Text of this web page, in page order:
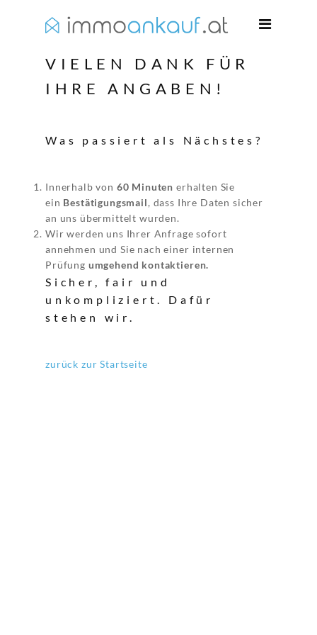
VIELEN DANK FÜR
IHRE ANGABEN!
Was passiert als Nächstes?
Innerhalb von 60 Minuten erhalten Sie
ein Bestätigungsmail, dass Ihre Daten sicher
an uns übermittelt wurden.
Wir werden uns Ihrer Anfrage sofort
annehmen und Sie nach einer internen
Prüfung umgehend kontaktieren.
Sicher, fair und
unkompliziert. Dafür
stehen wir.
zurück zur Startseite